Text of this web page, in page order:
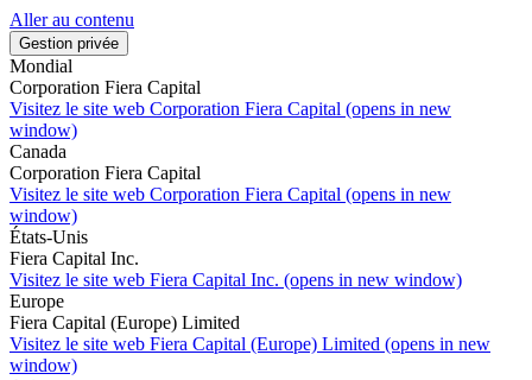
Aller au contenu
Gestion privée
Mondial
Corporation Fiera Capital
Visitez le site web Corporation Fiera Capital (opens in new
window)
Canada
Corporation Fiera Capital
Visitez le site web Corporation Fiera Capital (opens in new
window)
États-Unis
Fiera Capital Inc.
Visitez le site web Fiera Capital Inc. (opens in new window)
Europe
Fiera Capital (Europe) Limited
Visitez le site web Fiera Capital (Europe) Limited (opens in new
window)